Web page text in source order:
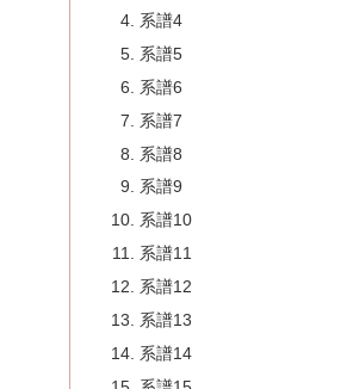
系譜4
系譜5
系譜6
系譜7
系譜8
系譜9
系譜10
系譜11
系譜12
系譜13
系譜14